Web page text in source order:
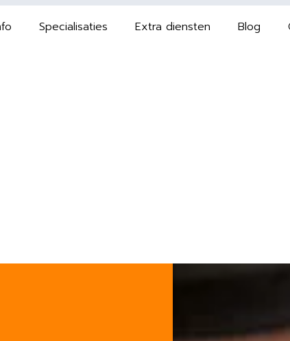
Specialisaties Extra diensten Blog